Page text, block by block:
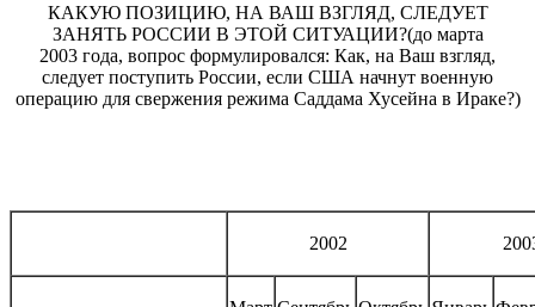
КАКУЮ ПОЗИЦИЮ, НА ВАШ ВЗГЛЯД, СЛЕДУЕТ
ЗАНЯТЬ РОССИИ В ЭТОЙ СИТУАЦИИ?(до марта
2003 года, вопрос формулировался: Как, на Ваш взгляд,
следует поступить России, если США начнут военную
операцию для свержения режима Саддама Хусейна в Ираке?)
2002